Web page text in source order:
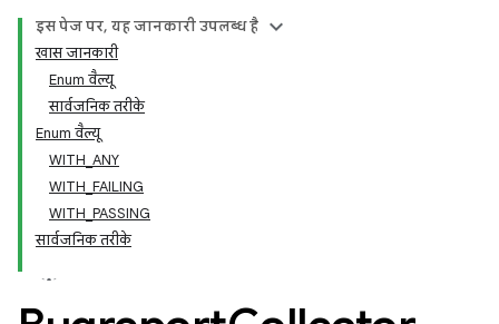
इस पेज पर, यह जानकारी उपलब्ध है
खास जानकारी
Enum वैल्यू
सार्वजनिक तरीके
Enum वैल्यू
WITH_ANY
WITH_FAILING
WITH_PASSING
सार्वजनिक तरीके